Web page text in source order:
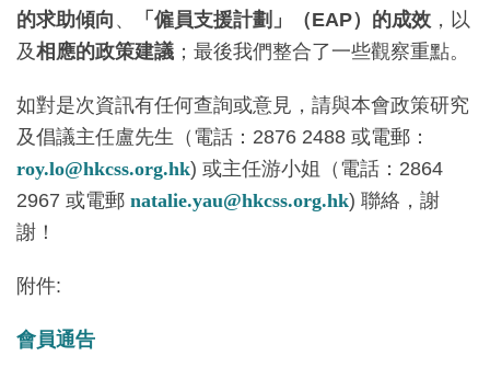
的求助傾向 、 「僱員支援計劃」（EAP）的成效 ，以
及相應的政策建議 ；最後我們整合了一些觀察重點。
如對是次資訊有任何查詢或意見，請與本會政策研究
及倡議主任盧先生（電話：2876 2488 或電郵：
roy.lo@hkcss.org.hk) 或主任游小姐（電話：2864
2967 或電郵 natalie.yau@hkcss.org.hk) 聯絡，謝
謝！
附件:
會員通告